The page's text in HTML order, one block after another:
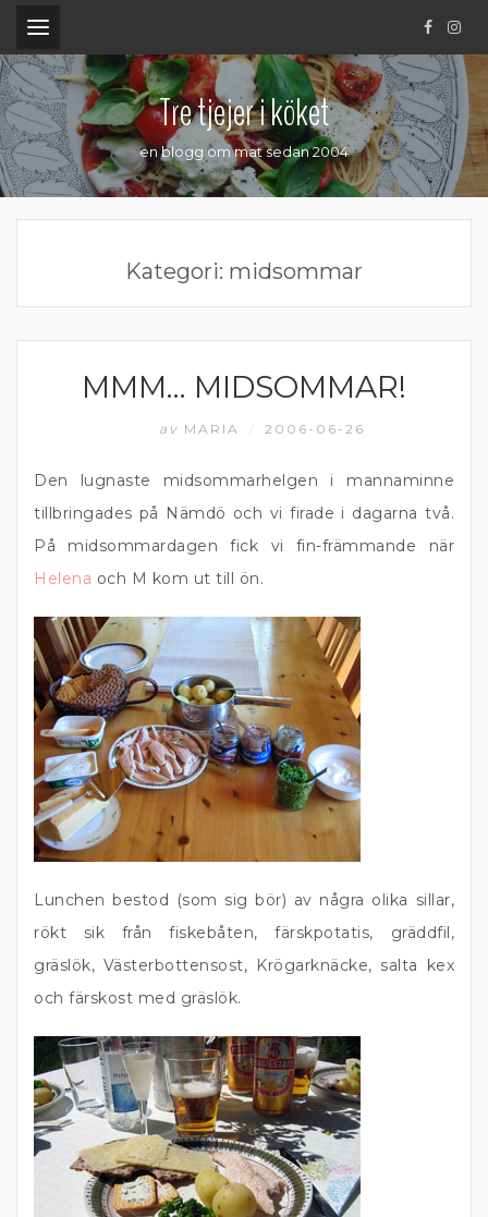
.
Tre tjejer i köket
en blogg om mat sedan 2004
Kategori: midsommar
FISKMMM… MIDSOMMAR!
av MARIA 2006-06-26
Den lugnaste midsommarhelgen i mannaminne
tillbringades på Nämdö och vi firade i dagarna två.
På midsommardagen fick vi fin-främmande när
Helena och M kom ut till ön.
Lunchen bestod (som sig bör) av några olika sillar,
rökt sik från fiskebåten, färskpotatis, gräddfil,
gräslök, Västerbottensost, Krögarknäcke, salta kex
och färskost med gräslök.